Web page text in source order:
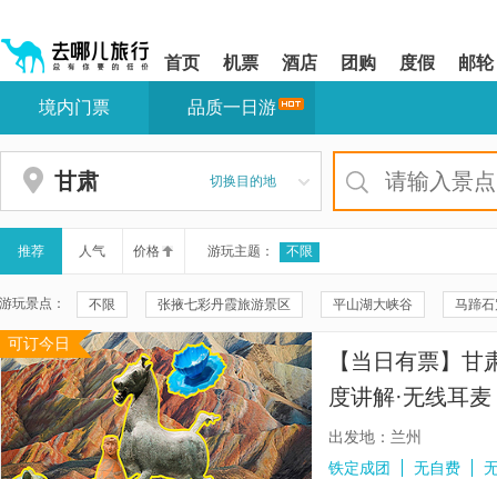
shift+enter
网
导
盲
导
模
式
您
站
区,
本
有
6
个
模
块,
按
下
Tab
键
首页 机票 酒店 团购 度假 邮轮
您
站
区
境内门票 品质一日游
甘肃 切换目的地
推荐 人气 价格 游玩主题： 不限
游玩景点： 不限 张掖七彩丹霞旅游景区 平山湖大峡谷 马蹄
敦煌雅丹国家地质公园 玉门关
甘肃省博物馆 阳关景区 麦积山风景名胜区 嘉峪
黄洮交汇观景平台 拉卜楞寺
敦煌古城 雕塑大地之子 黄河石林国家地质公园
可订今日
【当日有票】
度讲解·无线耳麦
出发地：兰州
铁定成团
无自费